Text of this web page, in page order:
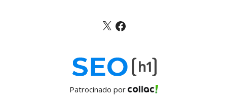
X Facebook
Patrocinado por